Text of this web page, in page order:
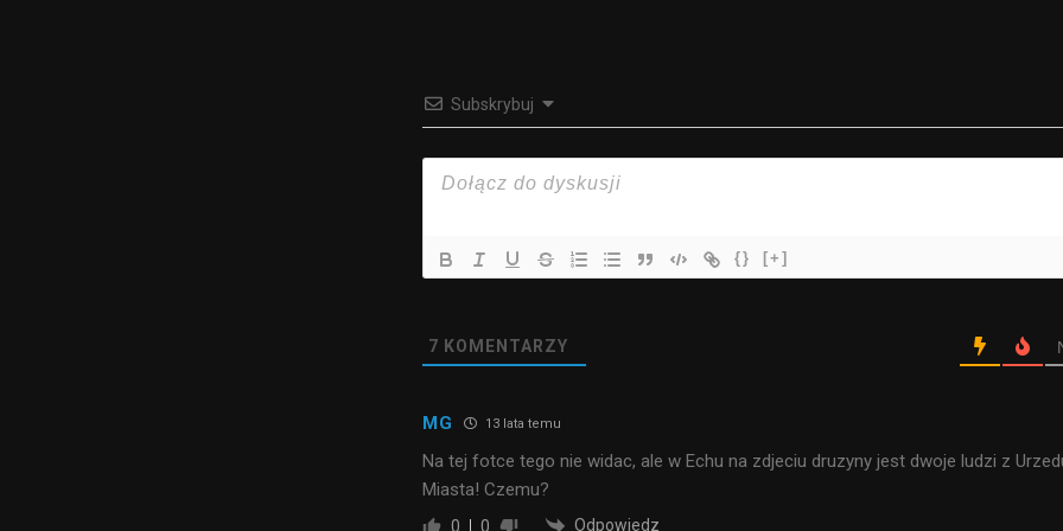
Subskrybuj
{} [+]
7 KOMENTARZY
MG 13 lata temu
Na tej fotce tego nie widac, ale w Echu na zdjeciu druzyny jest dwoje ludzi z
Miasta! Czemu?
0 0 Odpowiedz